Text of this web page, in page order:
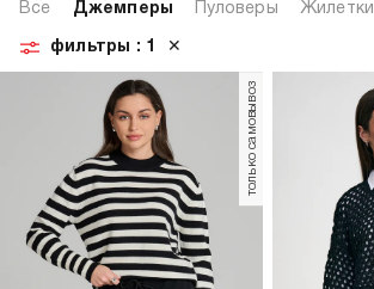
Все Джемперы Пуловеры Жилетки
фильтры : 1 ✕
только самовывоз